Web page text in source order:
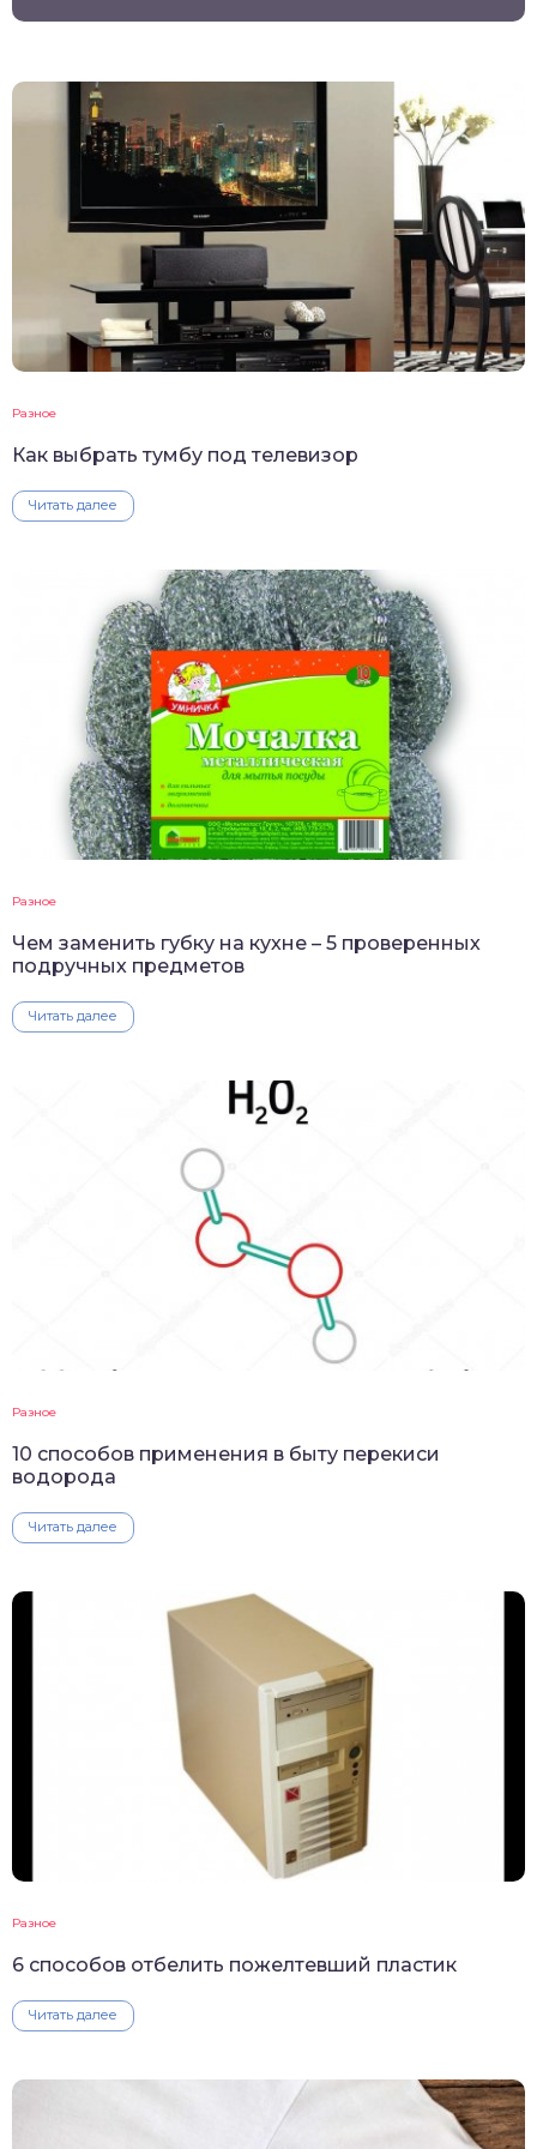
Разное
Как выбрать тумбу под телевизор
Читать далее
Разное
Чем заменить губку на кухне – 5 проверенных
подручных предметов
Читать далее
Разное
10 способов применения в быту перекиси
водорода
Читать далее
Разное
6 способов отбелить пожелтевший пластик
Читать далее